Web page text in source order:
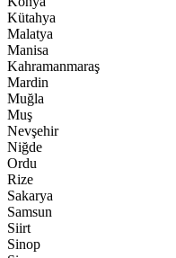
Kütahya
Malatya
Manisa
Kahramanmaraş
Mardin
Muğla
Muş
Nevşehir
Niğde
Ordu
Rize
Sakarya
Samsun
Siirt
Sinop